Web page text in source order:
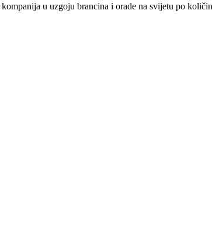
u uzgoju brancina i orade na svijetu po